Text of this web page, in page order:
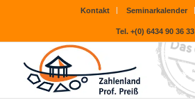
Kontakt Seminarkalender
Tel. +(0) 6434 90 36 33